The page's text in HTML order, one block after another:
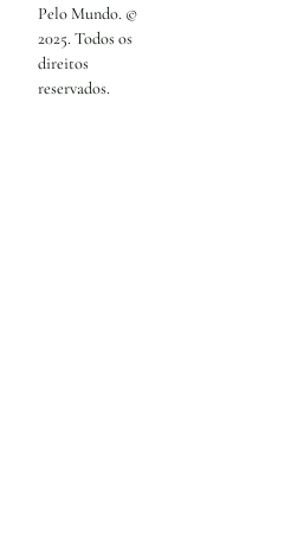
Pelo Mundo. ©
2025. Todos os
direitos
reservados.